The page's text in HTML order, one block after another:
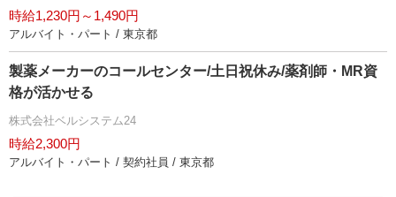
時給1,230円～1,490円
アルバイト・パート / 東京都
製薬メーカーのコールセンター/土日祝休み/薬剤師・MR資
格が活かせる
株式会社ベルシステム24
時給2,300円
アルバイト・パート / 契約社員 / 東京都